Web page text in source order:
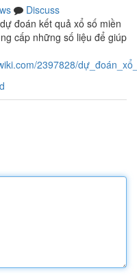
Discuss
đoán kết quả xổ số miền
cấp những số liệu để giúp
2397828/